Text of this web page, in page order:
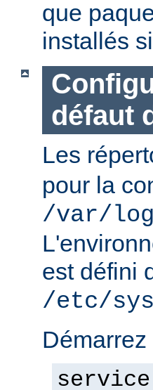
que
installés
défaut
Les
pour la
/var/
est défini
/etc/